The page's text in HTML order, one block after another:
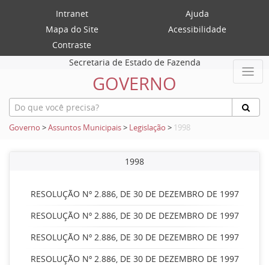
Intranet
Ajuda
Mapa do Site
Acessibilidade
Contraste
Secretaria de Estado de Fazenda
GOVERNO
Governo >Assuntos Municipais> Legislação > 1998
1998
RESOLUÇÃO Nº 2.886, DE 30 DE DEZEMBRO DE 1997
RESOLUÇÃO Nº 2.886, DE 30 DE DEZEMBRO DE 1997
RESOLUÇÃO Nº 2.886, DE 30 DE DEZEMBRO DE 1997
RESOLUÇÃO Nº 2.886, DE 30 DE DEZEMBRO DE 1997